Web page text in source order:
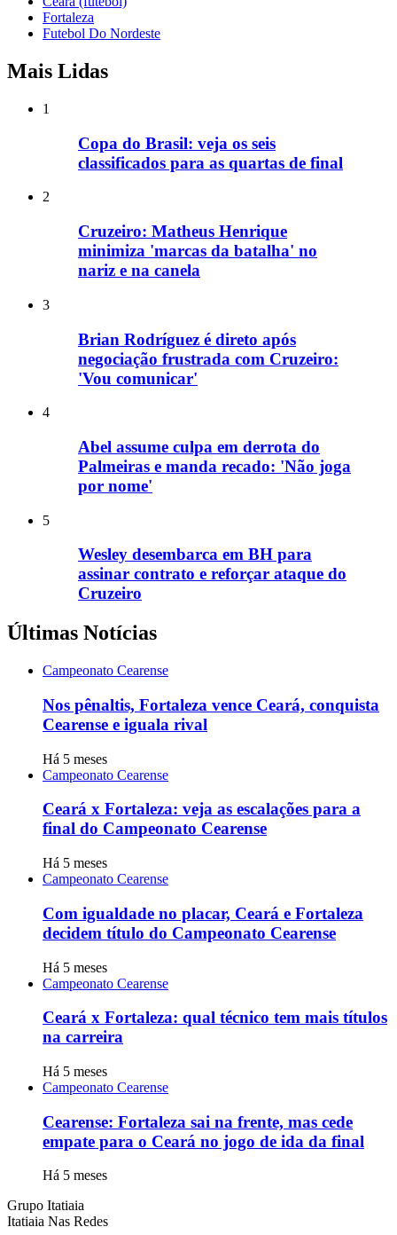
Fortaleza
Futebol Do Nordeste
Mais Lidas
1
Copa do Brasil: veja os seis
classificados para as quartas de final
2
Cruzeiro: Matheus Henrique
minimiza 'marcas da batalha' no
nariz e na canela
3
Brian Rodríguez é direto após
negociação frustrada com Cruzeiro:
'Vou comunicar'
4
Abel assume culpa em derrota do
Palmeiras e manda recado: 'Não joga
por nome'
5
Wesley desembarca em BH para
assinar contrato e reforçar ataque do
Cruzeiro
Últimas Notícias
Campeonato Cearense
Nos pênaltis, Fortaleza vence Ceará, conquista
Cearense e iguala rival
Há 5 meses
Campeonato Cearense
Ceará x Fortaleza: veja as escalações para a
final do Campeonato Cearense
Há 5 meses
Campeonato Cearense
Com igualdade no placar, Ceará e Fortaleza
decidem título do Campeonato Cearense
Há 5 meses
Campeonato Cearense
Ceará x Fortaleza: qual técnico tem mais títulos
na carreira
Há 5 meses
Campeonato Cearense
Cearense: Fortaleza sai na frente, mas cede
empate para o Ceará no jogo de ida da final
Há 5 meses
Grupo Itatiaia
Itatiaia Nas Redes